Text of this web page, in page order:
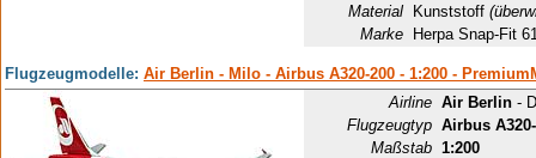
Material
Kunststoff
Marke
Herpa Snap-Fit
Flugzeugmodelle: Air Berlin - Milo - Airbus A320-200 - 1:200 -
Airline Air Berlin -
Flugzeugtyp Airbus
Maßstab 1:200